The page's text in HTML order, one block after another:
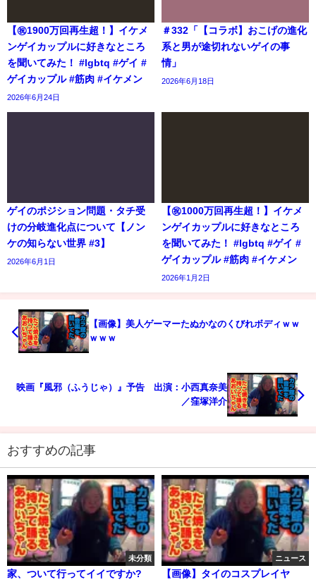
【㊗️1900万回再生超！】イケメ
ンゲイカップルに好きなところ
を聞いてみた！ #lgbtq #ゲイ #
ゲイカップル #筋肉 #イケメン
2026年6月24日
＃332「【コラボ】おこげの進化
系と男が途切れないゲイの事
情」
2026年6月18日
ゲイのポジション問題・タチ受
けの分岐進化点について【ノン
ケの知らない世界 #3】
2026年6月1日
【㊗️1000万回再生超！】イケメ
ンゲイカップルに好きなところ
を聞いてみた！ #lgbtq #ゲイ #
ゲイカップル #筋肉 #イケメン
2026年1月2日
【画像】美人ゲーマーたぬかなのくびれボディｗｗ
ｗｗｗ
映画『風邪（ふうじゃ）』予告 出演：小西真奈美
／窪塚洋介
おすすめの記事
未分類
家、ついて行ってイイですか?
ニュース
【画像】タイのコスプレイヤ